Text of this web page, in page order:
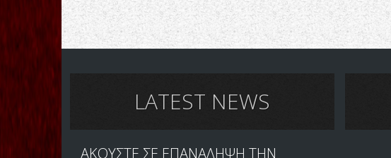
LATEST NEWS
ΑΚΟΥΣΤΕ ΣΕ ΕΠΑΝΑΛΗΨΗ ΤΗΝ